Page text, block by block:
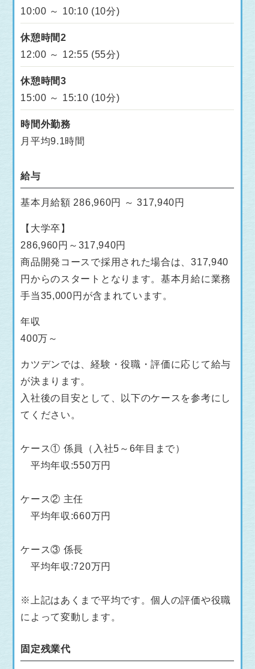
10:00 ～ 10:10 (10分)
休憩時間2
12:00 ～ 12:55 (55分)
休憩時間3
15:00 ～ 15:10 (10分)
時間外勤務
月平均9.1時間
給与
基本月給額 286,960円 ～ 317,940円
【大学卒】
286,960円～317,940円
商品開発コースで採用された場合は、317,940
円からのスタートとなります。基本月給に業務
手当35,000円が含まれています。
年収
400万～
カツデンでは、経験・役職・評価に応じて給与
が決まります。
入社後の目安として、以下のケースを参考にし
てください。
ケース① 係員（入社5～6年目まで）
平均年収:550万円
ケース② 主任
平均年収:660万円
ケース③ 係長
平均年収:720万円
※上記はあくまで平均です。個人の評価や役職
によって変動します。
固定残業代